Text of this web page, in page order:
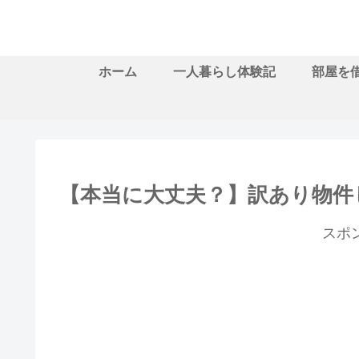
ホーム 一人暮らし体験記 部屋を
【本当に大丈夫？】訳あり物
スポ